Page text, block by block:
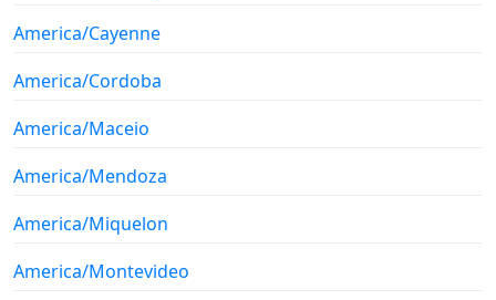
America/Cayenne
America/Cordoba
America/Maceio
America/Mendoza
America/Miquelon
America/Montevideo